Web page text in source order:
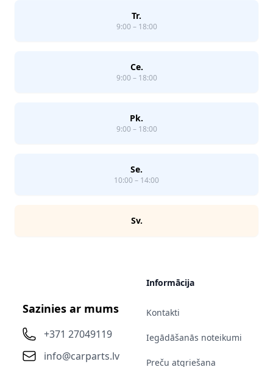
Tr.
9:00 – 18:00
Ce.
9:00 – 18:00
Pk.
9:00 – 18:00
Se.
10:00 – 14:00
Sv.
Sazinies ar mums
+371 27049119
info@carparts.lv
Informācija
Kontakti
Iegādāšanās noteikumi
Preču atgriešana